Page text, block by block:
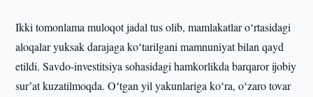
Ikki tomonlama muloqot jadal tus olib, mamlakatlar oʻrtasidagi
aloqalar yuksak darajaga koʻtarilgani mamnuniyat bilan qayd
etildi. Savdo-investitsiya sohasidagi hamkorlikda barqaror ijobiy
surʼat kuzatilmoqda. Oʻtgan yil yakunlariga koʻra, oʻzaro tovar